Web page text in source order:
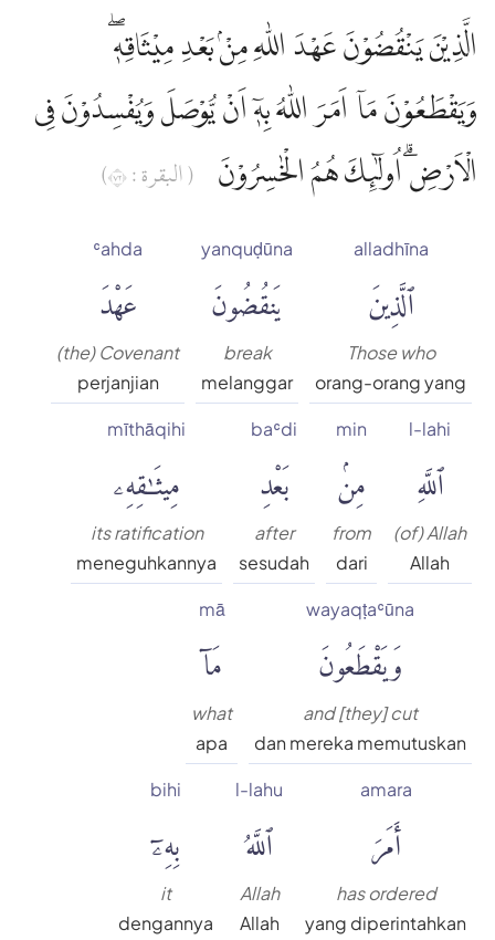
الَّذِيْنَ يَنْقُضُوْنَ عَهْدَ اللّٰهِ مِنْۢ بَعْدِ مِيْثَاقِهٖۖ
وَيَقْطَعُوْنَ مَآ اَمَرَ اللّٰهُ بِهٖٓ اَنْ يُّوْصَلَ وَيُفْسِدُوْنَ فِى
الْاَرْضِۗ اُولٰۤىِٕكَ هُمُ الْخٰسِرُوْنَ
( البقرة : ٢٧)
alladhīna
ٱلَّذِينَ
Those who
orang-orang yang
yanquḍūna
يَنقُضُونَ
break
melanggar
ʿahda
عَهْدَ
(the) Covenant
perjanjian
l-lahi
ٱللَّهِ
(of) Allah
Allah
min
مِنۢ
from
dari
baʿdi
بَعْدِ
after
sesudah
mīthāqihi
مِيثَٰقِهِۦ
its ratification
meneguhkannya
wayaqṭaʿūna
وَيَقْطَعُونَ
and [they] cut
dan mereka memutuskan
mā
مَآ
what
apa
amara
أَمَرَ
has ordered
yang diperintahkan
l-lahu
ٱللَّهُ
Allah
Allah
bihi
بِهِۦٓ
it
dengannya